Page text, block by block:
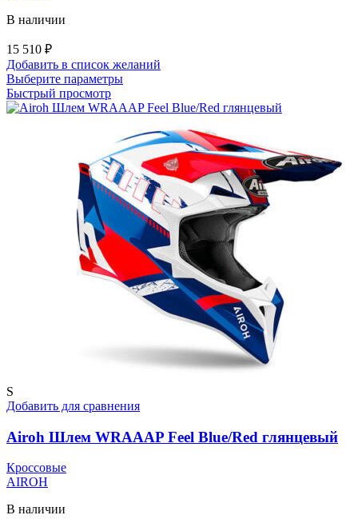
В наличии
15 510 ₽
Добавить в список желаний
Выберите параметрыЭтот
имеет
вариаций.
Опции
можно
выбрать
на
странице
товара.
Быстрый просмотр
S
Добавить для сравнения
Airoh Шлем WRAAAP Feel Blue/Red глянцевый
Кроссовые
AIROH
В наличии